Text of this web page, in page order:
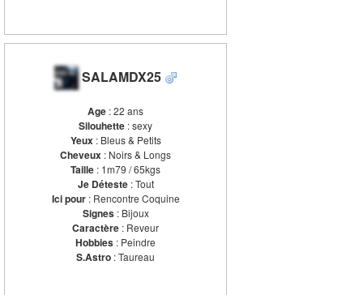
SALAMDX25
Age : 22 ans
Silouhette : sexy
Yeux : Bleus & Petits
Cheveux : Noirs & Longs
Taille : 1m79 / 65kgs
Je Déteste: Tout
Ici pour: Rencontre Coquine
Signes: Bijoux
Caractère : Reveur
Hobbies : Peindre
S.Astro : Taureau